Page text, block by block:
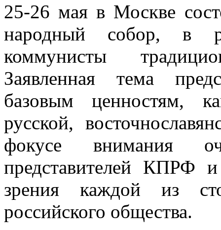
25-26 мая в Москве
народный собор, в
коммунисты
Заявленная тема
базовым ценностям,
русской,
фокусе внимания
представителей КПРФ
зрения каждой из
российского общества.